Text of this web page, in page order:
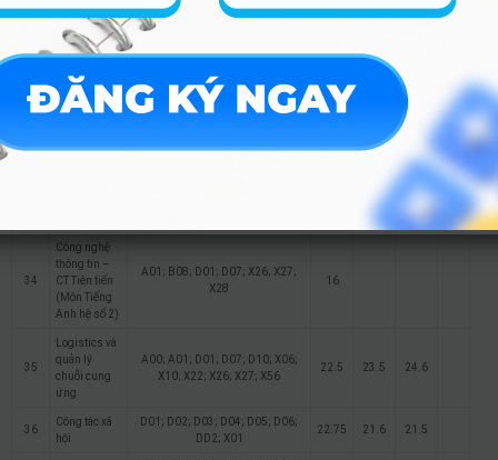
máy tính –
CT Tiên tiến
Anh hệ số 2)
X28
Kỹ thuật
A00; A01; C01; C02; D01; D07;
34
Công nghệ
thông tin –
CT Tiên tiến
(Môn Tiếng
Anh hệ số 2)
A01; B08; D01; D07; X26; X27;
X28
16
35
Logistics và
quản lý
chuỗi cung
ứng
A00; A01; D01; D07; D10; X06;
X10; X22; X26; X27; X56
22.5 23.5 24.6
36
Công tác xã
hội
D01; D02; D03; D04; D05; D06;
DD2; X01
22.75 21.6 21.5